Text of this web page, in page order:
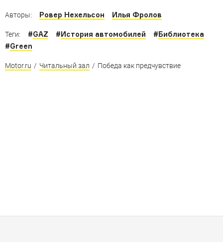
Авторы: Ровер Нехельсон Илья Фролов
Теги: #GAZ #История автомобилей #Библиотека
#Green
Motor.ru / Читальный зал / Победа как предчувствие